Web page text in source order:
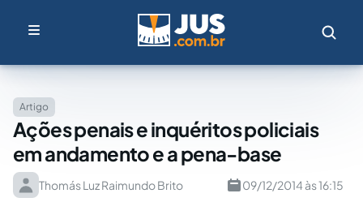
Artigo
Ações penais e inquéritos policiais
em andamento e a pena-base
Thomás Luz Raimundo Brito 09/12/2014 às 16:15